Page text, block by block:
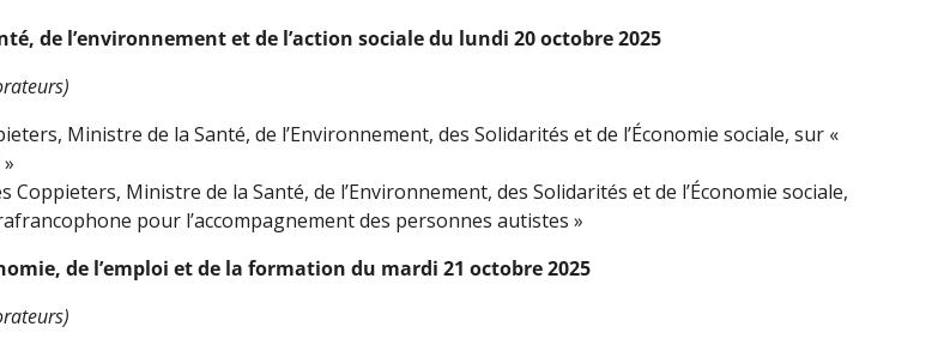
de l’environnement et de l’action sociale du lundi 20 octobre 2025
Ministre de la Santé, de l’Environnement, des Solidarités et de l’Économie sociale, sur «
Ministre de la Santé, de l’Environnement, des Solidarités et de l’Économie sociale,
pour l’accompagnement des personnes autistes »
de l’emploi et de la formation du mardi 21 octobre 2025